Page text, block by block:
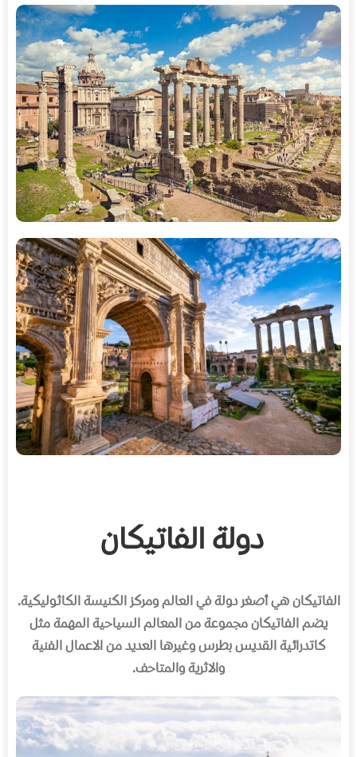
دولة الفاتيكان
الفاتيكان هي أصغر دولة في العالم ومركز الكنيسة الكاثوليكية.
يضم الفاتيكان مجموعة من المعالم السياحية المهمة مثل
كاتدرائية القديس بطرس وغيرها العديد من الاعمال الفنية
والاثرية والمتاحف.